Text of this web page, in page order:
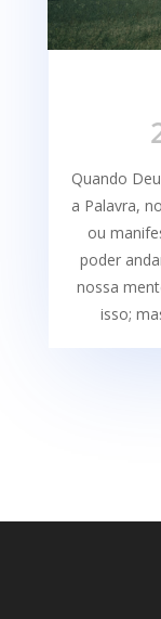
Quando
a Palavra,
ou
poder
nossa
isso;